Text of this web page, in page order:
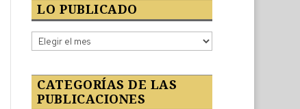
LO PUBLICADO
Lo
publicado
CATEGORÍAS DE LAS
PUBLICACIONES